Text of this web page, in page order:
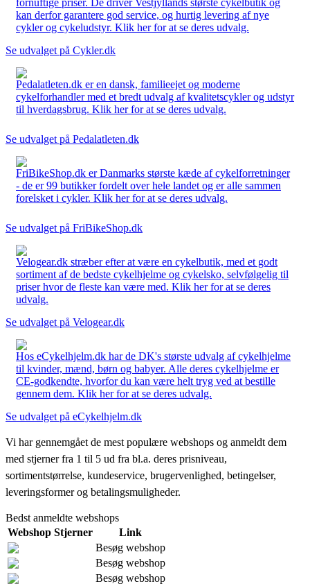
kan derfor garantere god service, og hurtig levering af nye
cykler og cykeludstyr. Klik her for at se deres udvalg.
Se udvalget på Cykler.dk
Pedalatleten.dk er en dansk, familieejet og moderne
cykelforhandler med et bredt udvalg af kvalitetscykler og udstyr
til hverdagsbrug. Klik her for at se deres udvalg.
Se udvalget på Pedalatleten.dk
FriBikeShop.dk er Danmarks største kæde af cykelforretninger
- de er 99 butikker fordelt over hele landet og er alle sammen
forelsket i cykler. Klik her for at se deres udvalg.
Se udvalget på FriBikeShop.dk
Velogear.dk stræber efter at være en cykelbutik, med et godt
sortiment af de bedste cykelhjelme og cykelsko, selvfølgelig til
priser hvor de fleste kan være med. Klik her for at se deres
udvalg.
Se udvalget på Velogear.dk
Hos eCykelhjelm.dk har de DK's største udvalg af cykelhjelme
til kvinder, mænd, børn og babyer. Alle deres cykelhjelme er
CE-godkendte, hvorfor du kan være helt tryg ved at bestille
gennem dem. Klik her for at se deres udvalg.
Se udvalget på eCykelhjelm.dk
Vi har gennemgået de mest populære webshops og anmeldt dem
med stjerner fra 1 til 5 ud fra bl.a. deres prisniveau,
sortimentstørrelse, kundeservice, brugervenlighed, betingelser,
leveringsformer og betalingsmuligheder.
Bedst anmeldte webshops
Webshop Stjerner
Link
Besøg webshop
Besøg webshop
Besøg webshop